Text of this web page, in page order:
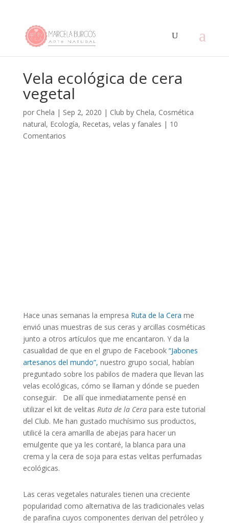
Vela ecológica de cera
vegetal
por Chela | Sep 2, 2020 | Club by Chela, Cosmética
natural, Ecología, Recetas, velas y fanales | 10
Comentarios
Hace unas semanas la empresa Ruta de la Cera me
envió unas muestras de sus ceras y arcillas cosméticas
junto a otros artículos que me encantaron. Y da la
casualidad de que en el grupo de Facebook “Jabones
artesanos del mundo”, nuestro grupo social, habían
preguntado sobre los pabilos de madera que llevan las
velas ecológicas, cómo se llaman y dónde se pueden
conseguir. De allí que inmediatamente pensé en
utilizar el kit de velitas Ruta de la Cerapara este tutorial
del Club. Me han gustado muchísimo sus productos,
utilicé la cera amarilla de abejas para hacer un
emulgente que ya les contaré, la blanca para una
crema y la cera de soja para estas velitas perfumadas
ecológicas.
Las ceras vegetales naturales tienen una creciente
popularidad como alternativa de las tradicionales velas
de parafina cuyos componentes derivan del petróleo y